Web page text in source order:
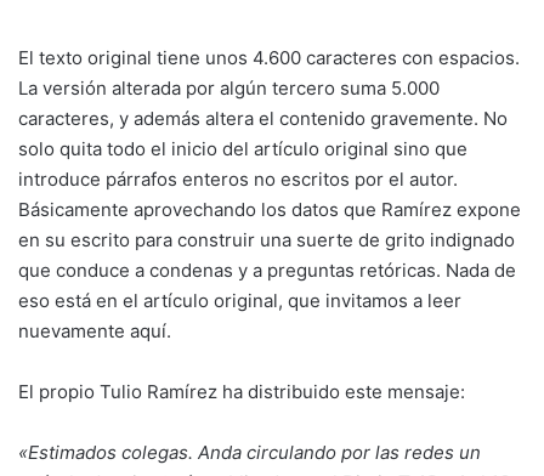
El texto original tiene unos 4.600 caracteres con espacios.
La versión alterada por algún tercero suma 5.000
caracteres, y además altera el contenido gravemente. No
solo quita todo el inicio del artículo original sino que
introduce párrafos enteros no escritos por el autor.
Básicamente aprovechando los datos que Ramírez expone
en su escrito para construir una suerte de grito indignado
que conduce a condenas y a preguntas retóricas. Nada de
eso está en el artículo original, que invitamos a leer
nuevamente aquí.
El propio Tulio Ramírez ha distribuido este mensaje:
«Estimados colegas. Anda circulando por las redes un